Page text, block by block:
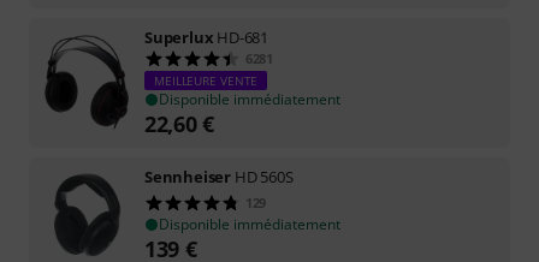
Superlux HD-681
6281
MEILLEURE VENTE
Disponible immédiatement
22,60€
Sennheiser HD 560S
129
Disponible immédiatement
139 €